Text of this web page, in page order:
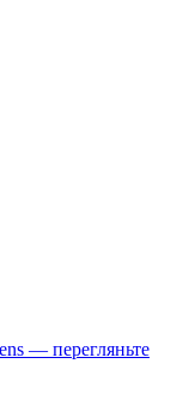
— перегляньте